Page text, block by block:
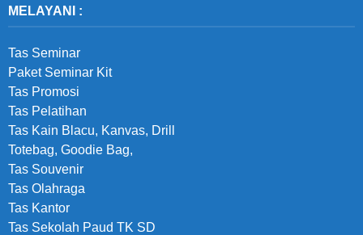
MELAYANI :
Tas Seminar
Paket Seminar Kit
Tas Promosi
Tas Pelatihan
Tas Kain Blacu, Kanvas, Drill
Totebag, Goodie Bag,
Tas Souvenir
Tas Olahraga
Tas Kantor
Tas Sekolah Paud TK SD